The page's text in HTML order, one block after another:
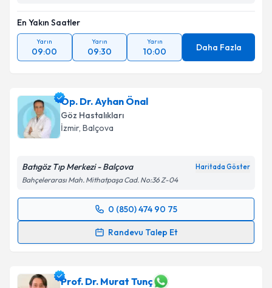
En Yakın Saatler
Yarın
09:00
Yarın
09:30
Yarın
10:00 Daha Fazla
Op. Dr. Ayhan Önal
Göz Hastalıkları
İzmir, Balçova
Batıgöz Tıp Merkezi - Balçova Haritada Göster
Bahçelerarası Mah. Mithatpaşa Cad. No:36 Z-04
0 (850) 474 90 75
Randevu Talep Et
Randevu Takvimi Talebi
takvim hazırlandığında e-posta ile bilgilendireceğiz.
Prof. Dr. Murat Tunç